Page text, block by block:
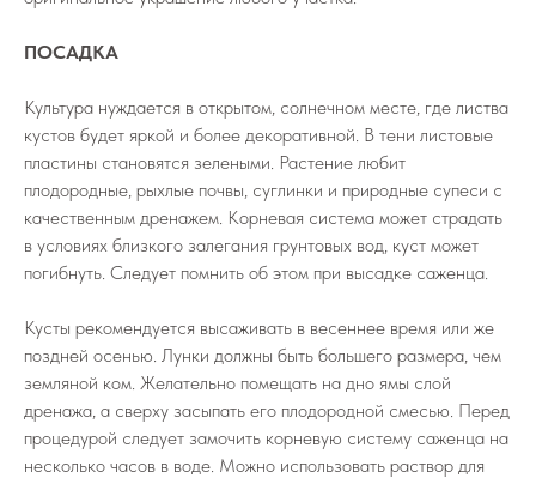
ПОСАДКА
Культура нуждается в открытом, солнечном месте, где листва
кустов будет яркой и более декоративной. В тени листовые
пластины становятся зелеными. Растение любит
плодородные, рыхлые почвы, суглинки и природные супеси с
качественным дренажем. Корневая система может страдать
в условиях близкого залегания грунтовых вод, куст может
погибнуть. Следует помнить об этом при высадке саженца.
Кусты рекомендуется высаживать в весеннее время или же
поздней осенью. Лунки должны быть большего размера, чем
земляной ком. Желательно помещать на дно ямы слой
дренажа, а сверху засыпать его плодородной смесью. Перед
процедурой следует замочить корневую систему саженца на
несколько часов в воде. Можно использовать раствор для